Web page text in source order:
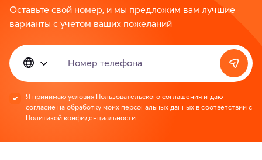
Оставьте свой номер, и мы предложим вам лучшие
варианты с учетом ваших пожеланий
Номер телефона
Я принимаю условия Пользовательского соглашения и даю
согласие на обработку моих персональных данных в соответствии с
Политикой конфиденциальности